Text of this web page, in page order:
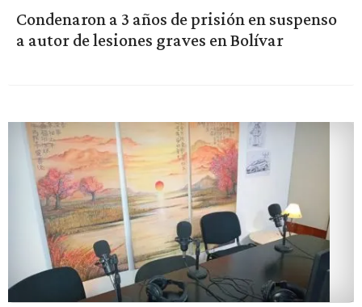
Condenaron a 3 años de prisión en suspenso
a autor de lesiones graves en Bolívar